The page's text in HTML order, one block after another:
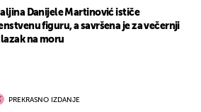
Danijele Martinović ističe
figuru, a savršena je za večernji
na moru
PREKRASNO IZDANJE